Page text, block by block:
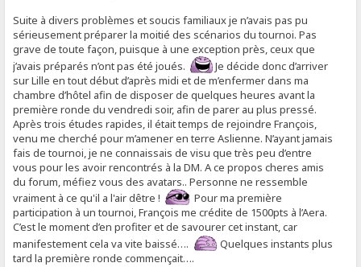
Suite à divers problèmes et soucis familiaux je n’avais pas pu
sérieusement préparer la moitié des scénarios du tournoi. Pas
grave de toute façon, puisque à une exception près, ceux que
j’avais préparés n’ont pas été joués.
Je décide donc d’arriver
sur Lille en tout début d’après midi et de m’enfermer dans ma
chambre d’hôtel afin de disposer de quelques heures avant la
première ronde du vendredi soir, afin de parer au plus pressé.
Après trois études rapides, il était temps de rejoindre François,
venu me cherché pour m’amener en terre Aslienne. N’ayant jamais
fais de tournoi, je ne connaissais de visu que très peu d’entre
vous pour les avoir rencontrés à la DM. A ce propos cheres amis
du forum, méfiez vous des avatars.. Personne ne ressemble
vraiment à ce qu'il a l'air dêtre !
Pour ma première
participation à un tournoi, François me crédite de 1500pts à l’Aera.
C’est le moment d’en profiter et de savourer cet instant, car
manifestement cela va vite baissé….
Quelques instants plus
tard la première ronde commençait….